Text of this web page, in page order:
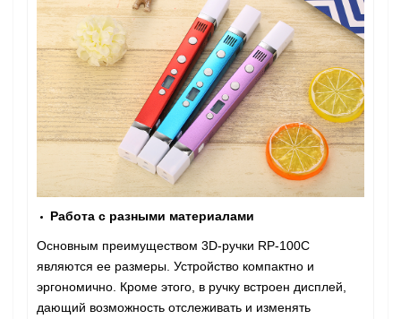
Работа с разными материалами
Основным преимуществом 3D-ручки RP-100C
являются ее размеры. Устройство компактно и
эргономично. Кроме этого, в ручку встроен дисплей,
дающий возможность отслеживать и изменять